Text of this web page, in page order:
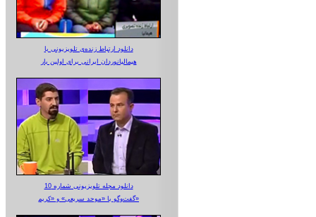
دانلود ارتباط زنده‌ی تلویزیونی‌ با
هیمالیانوردان ایرانی برای اولین بار
دانلود مجله تلویزیونی شماره 10
گفت‌وگو با «موحد سریعی» و «کریم»